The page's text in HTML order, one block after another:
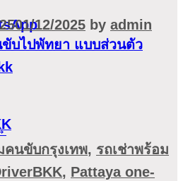
01/12/2025 by admin
คนขับกรุงเทพ, รถเช่าพร้อม
, Pattaya one-